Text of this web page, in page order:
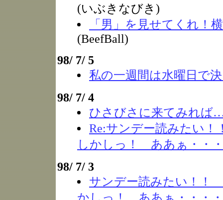
(いぶきなびき)
「男」を見せてくれ！
(BeefBall)
98/ 7/ 5
私の一週間は水曜日で
98/ 7/ 4
ひさびさに来てみれば
Re:サンデー読みたい
しかしっ！ ああぁ・・
98/ 7/ 3
サンデー読みたい！！